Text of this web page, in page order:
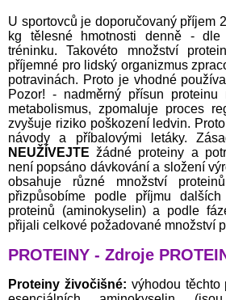
U sportovců je doporučovaný příjem
kg tělesné hmotnosti denně -
tréninku. Takovéto množství
příjemné pro lidský organizmus
potravinách. Proto je vhodné
Pozor! - nadměrný přísun proteinu
metabolismus, zpomaluje proces
zvyšuje riziko poškození ledvin.
návody a příbalovými letáky.
NEUŽÍVEJTE žádné proteiny a
není popsáno dávkování a složení
obsahuje různé množství
přizpůsobíme podle příjmu
proteinů (aminokyselin) a podle
přijali celkové požadované množství
PROTEINY - Zdroje
Proteiny živočišné: výhodou těchto